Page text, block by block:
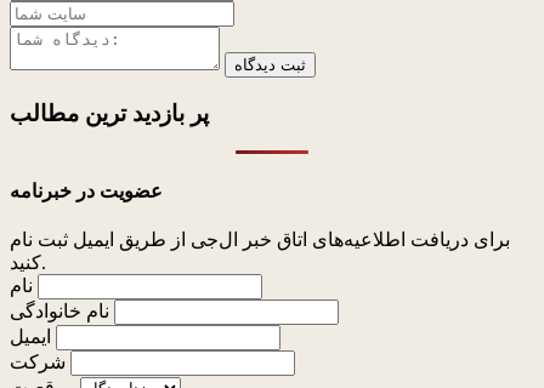
ثبت دیدگاه
پر بازدید ترین مطالب
عضویت در خبرنامه
برای دریافت اطلاعیه‌های اتاق خبر ال‌جی از طریق ایمیل ثبت نام
کنید.
نام
نام خانوادگی
ایمیل
شرکت